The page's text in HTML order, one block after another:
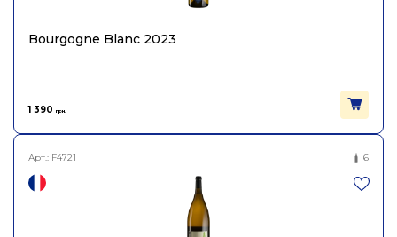
Bourgogne Blanc 2023
1 390 грн.
Арт.: F4721 6